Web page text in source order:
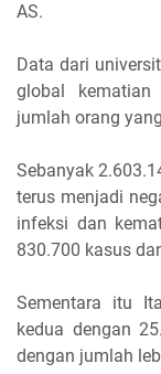
AS.
Data dari
global kematian
jumlah orang
Sebanyak
terus menjadi
infeksi dan
830.700 kasus
Sementara itu
kedua dengan
dengan jumlah